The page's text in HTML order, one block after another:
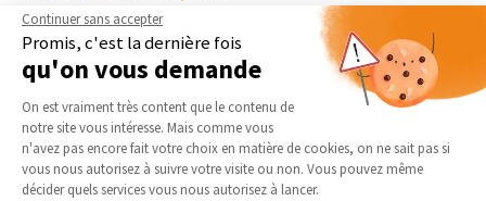
Continuer sans accepter
Promis, c'est la dernière fois
qu'on vous demande
Plateforme de Gestion du
On est vraiment très content que le contenu de
notre site vous intéresse. Mais comme vous
n'avez pas encore fait votre choix en matière de cookies, on ne sait pas si
vous nous autorisez à suivre votre visite ou non. Vous pouvez même
décider quels services vous nous autorisez à lancer.
Axeptio consent